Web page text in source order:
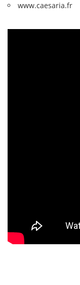
www.caesaria.fr